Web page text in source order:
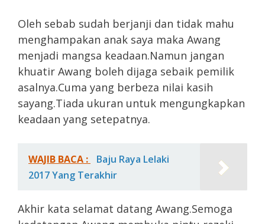
Oleh sebab sudah berjanji dan tidak mahu
menghampakan anak saya maka Awang
menjadi mangsa keadaan.Namun jangan
khuatir Awang boleh dijaga sebaik pemilik
asalnya.Cuma yang berbeza nilai kasih
sayang.Tiada ukuran untuk mengungkapkan
keadaan yang setepatnya.
WAJIB BACA :
Baju Raya Lelaki
2017 Yang Terakhir
Akhir kata selamat datang Awang.Semoga